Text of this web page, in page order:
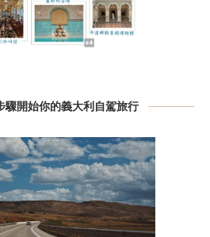
驟開始你的義大利自駕旅行